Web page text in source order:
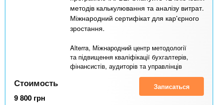
методів калькулювання та аналізу витрат.
Міжнародний сертифікат для кар'єрного
зростання.
Alterra, Міжнародний центр методології
та підвищення кваліфікації бухгалтерів,
фінансистів, аудиторів та управлінців
Стоимость
9 800 грн
Записаться